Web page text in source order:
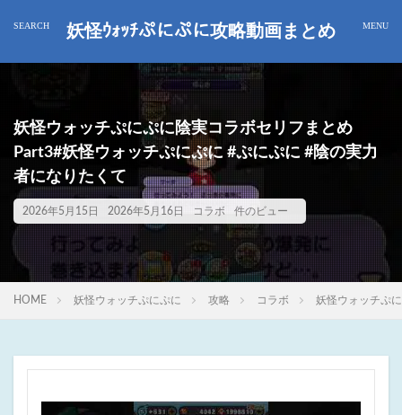
妖怪ｳｫｯﾁぷにぷに攻略動画まとめ
妖怪ウォッチぷにぷに陰実コラボセリフまとめ
Part3#妖怪ウォッチぷにぷに #ぷにぷに #陰の実力
者になりたくて
2026年5月15日 2026年5月16日 コラボ 件のビュー
HOME 妖怪ウォッチぷにぷに 攻略 コラボ 妖怪ウォッチぷ